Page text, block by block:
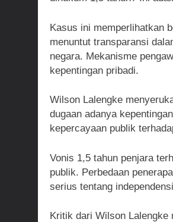
Kasus ini memperlihatkan
menuntut transparansi
negara. Mekanisme
kepentingan pribadi.
Wilson Lalengke
dugaan adanya
kepercayaan publik
Vonis 1,5 tahun penjara
publik. Perbedaan
serius tentang
Kritik dari Wilson Lalengke